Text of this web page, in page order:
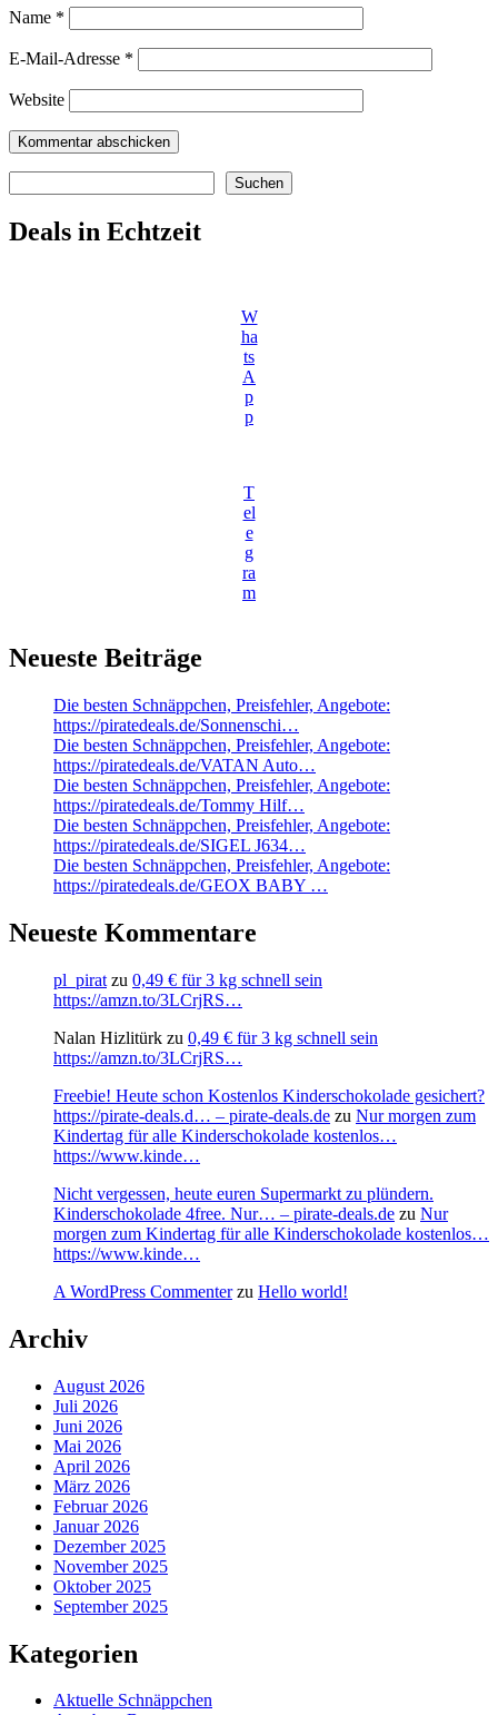
Name *
E-Mail-Adresse *
Website
Suchen
Deals in Echtzeit
W
ha
ts
A
p
p
T
el
e
g
ra
m
Neueste Beiträge
Die besten Schnäppchen, Preisfehler, Angebote:
https://piratedeals.de/Sonnenschi…
Die besten Schnäppchen, Preisfehler, Angebote:
https://piratedeals.de/VATAN Auto…
Die besten Schnäppchen, Preisfehler, Angebote:
https://piratedeals.de/Tommy Hilf…
Die besten Schnäppchen, Preisfehler, Angebote:
https://piratedeals.de/SIGEL J634…
Die besten Schnäppchen, Preisfehler, Angebote:
https://piratedeals.de/GEOX BABY …
Neueste Kommentare
pl_pirat zu 0,49 € für 3 kg schnell sein
https://amzn.to/3LCrjRS…
Nalan Hizlitürk zu 0,49 € für 3 kg schnell sein
https://amzn.to/3LCrjRS…
Freebie! Heute schon Kostenlos Kinderschokolade gesichert?
https://pirate-deals.d… – pirate-deals.de zu Nur morgen zum
Kindertag für alle Kinderschokolade kostenlos…
https://www.kinde…
Nicht vergessen, heute euren Supermarkt zu plündern.
Kinderschokolade 4free. Nur… – pirate-deals.de zu Nur
morgen zum Kindertag für alle Kinderschokolade kostenlos…
https://www.kinde…
A WordPress Commenterzu Hello world!
Archiv
August 2026
Juli 2026
Juni 2026
Mai 2026
April 2026
März 2026
Februar 2026
Januar 2026
Dezember 2025
November 2025
Oktober 2025
September 2025
Kategorien
Aktuelle Schnäppchen